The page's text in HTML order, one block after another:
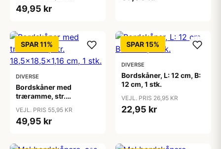
49,95 kr
SPAR 11%
DIVERSE
Bordskåner med
træramme, str.
VEJL. PRIS 55,95 KR
49,95 kr
SPAR 15%
DIVERSE
Bordskåner, L: 12 cm, B:
12 cm, 1 stk.
VEJL. PRIS 26,95 KR
22,95 kr